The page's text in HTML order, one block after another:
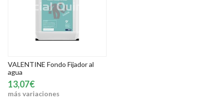
VALENTINE Fondo Fijador al
agua
13,07€
más variaciones